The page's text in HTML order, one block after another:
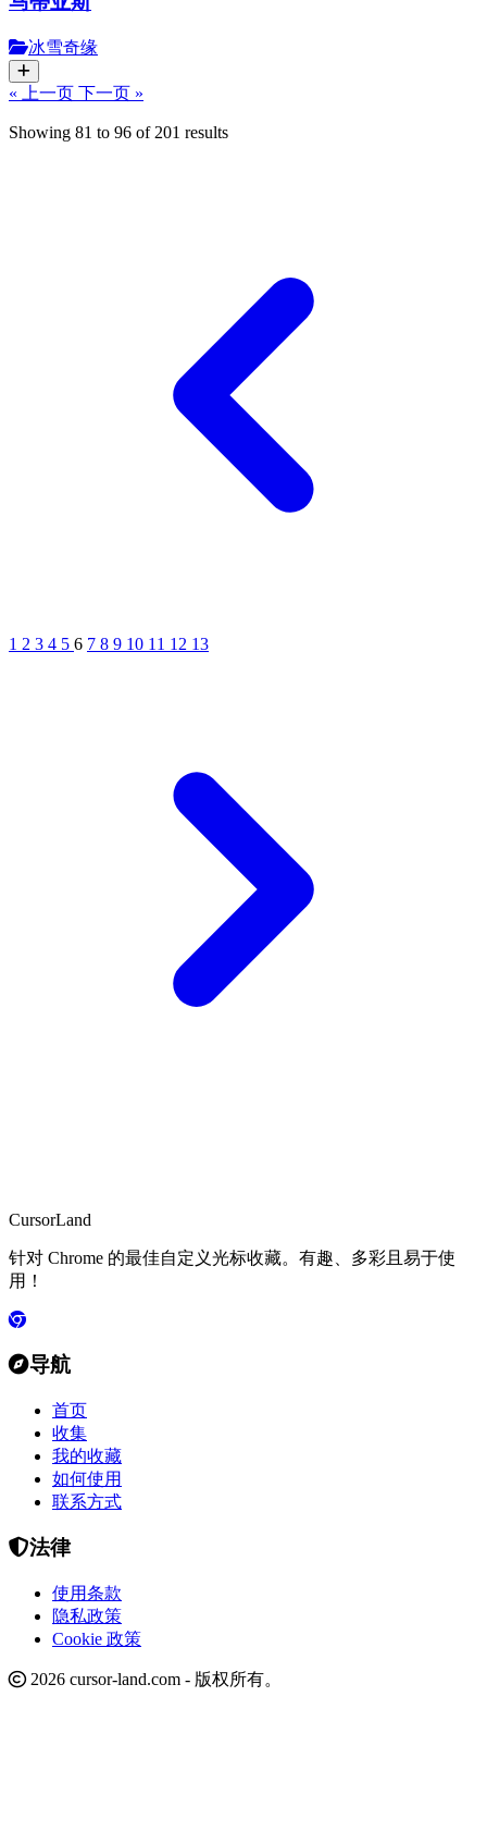
冰雪奇缘
« 上一页 下一页 »
Showing 81 to 96 of 201 results
1 2 3 4 5 6 7 8 9 10 11 12 13
CursorLand
针对 Chrome 的最佳自定义光标收藏。有趣、多彩且易于使
用！
导航
首页
收集
我的收藏
如何使用
联系方式
法律
使用条款
隐私政策
Cookie 政策
2026 cursor-land.com - 版权所有。